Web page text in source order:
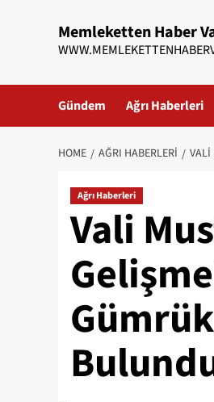
Memleketten Haber
Gündem Ağrı Haberleri
HOME AĞRI HABERLERI VALI
Ağrı Haberleri
Vali